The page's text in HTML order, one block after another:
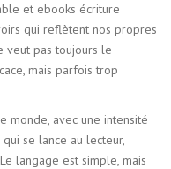
et ebooks écriture
qui reflètent nos propres
veut pas toujours le
mais parfois trop
monde, avec une intensité
se lance au lecteur,
langage est simple, mais